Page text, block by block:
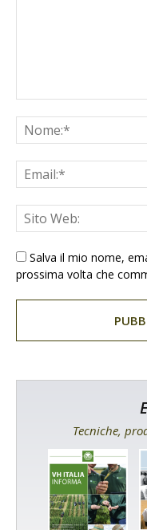
Salva il mio nome,
prossima volta che
Tecniche,